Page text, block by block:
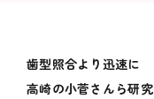
歯型照合より迅速に
高崎の小菅さんら研究